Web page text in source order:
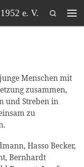
e. V.
Search
Menschen mit
zusammen,
und Streben in
zu
Hasso Becker,
Bernhardt